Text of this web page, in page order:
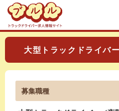
大型トラックドライバ
募集職種